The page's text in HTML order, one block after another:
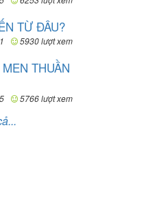
TỪ ĐÂU?
5930 lượt xem
THUẦN
5766 lượt xem